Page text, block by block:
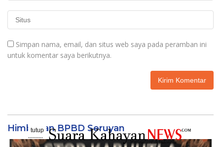
Simpan nama, email, dan situs web saya pada peramban ini
untuk komentar saya berikutnya.
Himbauan BPBD Seruyan
tutup
..........